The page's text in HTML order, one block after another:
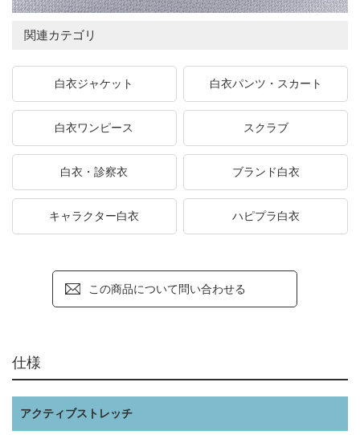
関連カテゴリ
白衣ジャケット 白衣パンツ・スカート
白衣ワンピース スクラブ
白衣・診察衣 ブランド白衣
キャラクター白衣 ハピプラ白衣
この商品について問い合わせる
仕様
アクティブストレッチ